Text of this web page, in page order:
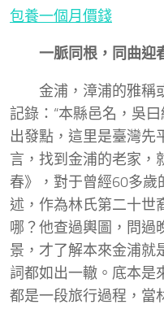
包養一個月價錢
一脈同根，同曲迎
金浦，漳浦的雅稱
記錄：“本縣邑名，吳
出發點，這里是臺灣先
言，找到金浦的老家，
春》，對于曾經60多
述，作為林氏第二十世
哪？他查過輿圖，問過
景，才了解本來金浦就
詞都如出一轍。底本是
都是一段旅行過程，當